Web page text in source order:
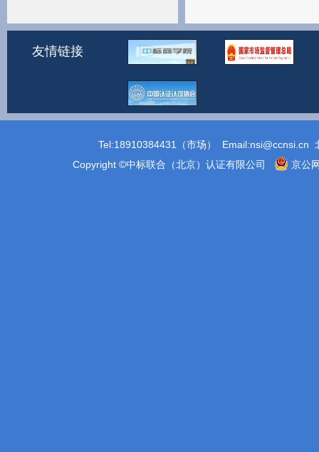
友情链接
Tel:18910384431（市场） Email:nsi@ccnsi.cn
Copyright ©中标联合（北京）认证有限公司
京公